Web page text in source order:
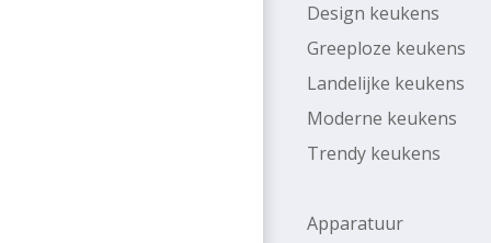
Design keukens
Greeploze keukens
Landelijke keukens
Moderne keukens
Trendy keukens
Apparatuur